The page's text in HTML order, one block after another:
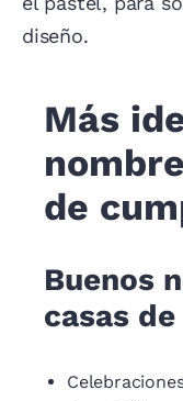
diseño.
Más
de
Buenos
casas